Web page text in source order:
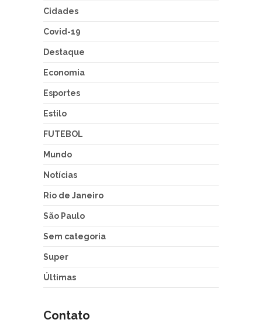
Cidades
Covid-19
Destaque
Economia
Esportes
Estilo
FUTEBOL
Mundo
Notícias
Rio de Janeiro
São Paulo
Sem categoria
Super
Últimas
Contato